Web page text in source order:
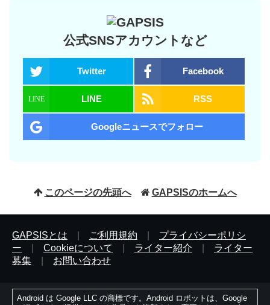
公式SNSアカウントなど
Twitter Facebook
LINE RSS
Googleニュースでフォロー
このページの先頭へ GAPSISのホームへ
GAPSISとは ご利用規約
プライバシーポリシ
ー
Cookieについて ライター紹介
ライター
募集
お問い合わせ
Android は Google LLC の商標です。Android ロボットは、Google